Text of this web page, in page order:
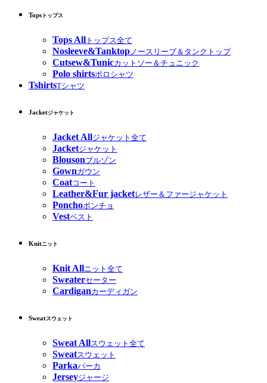
Tops トップス
Tops All トップス全て
Nosleeve&Tanktopノースリーブ＆タンクトップ
Cutsew&Tunicカットソー＆チュニック
Polo shirtsポロシャツ
TshirtsTシャツ
Jacketジャケット
Jacket Allジャケット全て
Jacketジャケット
Blousonブルゾン
Gownガウン
Coatコート
Leather&Fur jacketレザー＆ファージャケット
Ponchoポンチョ
Vestベスト
Knitニット
Knit Allニット全て
Sweaterセーター
Cardiganカーディガン
Sweatスウェット
Sweat Allスウェット全て
Sweatスウェット
Parkaパーカ
Jerseyジャージ